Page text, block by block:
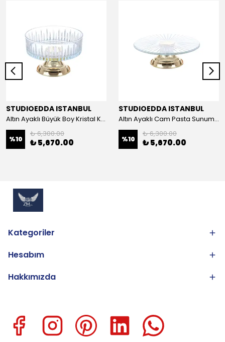
STUDIOEDDA ISTANBUL
Altın Ayaklı Büyük Boy Kristal Kase 25cm
%10
₺ 6,300.00
₺ 5,670.00
STUDIOEDDA ISTANBUL
Altın Ayaklı Cam Pasta Sunum 30cm
%10
₺ 6,300.00
₺ 5,670.00
Kategoriler
Hesabım
Hakkımızda